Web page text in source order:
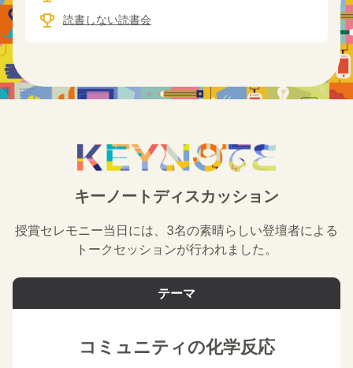
読書しない読書会
キーノートディスカッション
授賞セレモニー当日には、3名の素晴らしい登壇者による
トークセッションが行われました。
テーマ
コミュニティの化学反応